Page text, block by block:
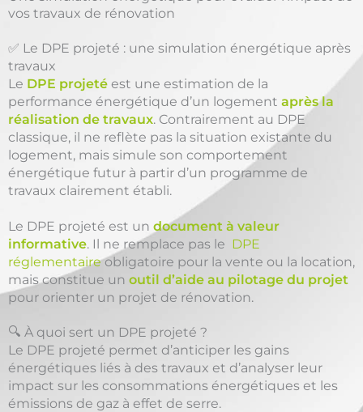
vos travaux de rénovation
✅ Le DPE projeté : une simulation énergétique après
travaux
Le DPE projeté est une estimation de la
performance énergétique d’un logement après la
réalisation de travaux. Contrairement au DPE
classique, il ne reflète pas la situation existante du
logement, mais simule son comportement
énergétique futur à partir d’un programme de
travaux clairement établi.
Le DPE projeté est un document à valeur
informative. Il ne remplace pas le DPE
réglementaireobligatoire pour la vente ou la location,
mais constitue un outil d’aide au pilotage du projet
pour orienter un projet de rénovation.
🔍 À quoi sert un DPE projeté ?
Le DPE projeté permet d’anticiper les gains
énergétiques liés à des travaux et d’analyser leur
impact sur les consommations énergétiques et les
émissions de gaz à effet de serre.